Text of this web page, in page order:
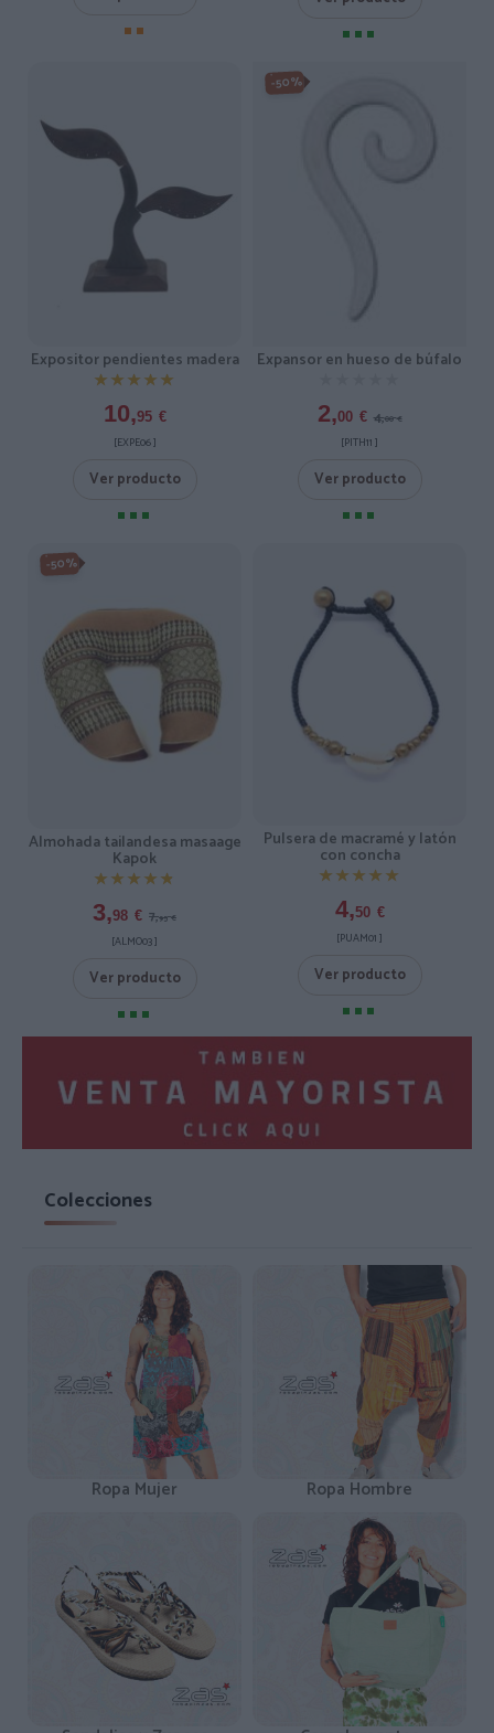
Expositor pendientes madera
★★★★★
★★★★★
10,95 €
[EXPE06 ]
Ver producto
-50%
Expansor en hueso de búfalo
2,00 € 4,00 €
[PITH11 ]
Ver producto
-50%
Almohada tailandesa masaage
Kapok
★★★★★
★★★★★
3,98 € 7,95 €
[ALMO03 ]
Ver producto
Pulsera de macramé y latón
con concha
★★★★★
★★★★★
4,50 €
[PUAM01 ]
Ver producto
Colecciones
Ropa Mujer Ropa Hombre